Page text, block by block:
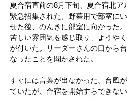
夏合宿直前の8月下旬、夏合宿北ア
緊急招集された。野暮用で部室に
せた後、のんきに部室に向かった
苦しい雰囲気を感じ取り、ようや
が付いた。リーダーさんの口から
なったことを聞かされた。
すぐには言葉が出なかった。台風
ていたが、合宿を開始すらできな